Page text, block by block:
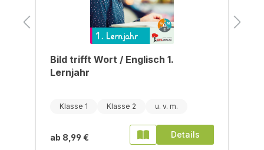
Bild trifft Wort / Englisch 1.
Lernjahr
Klasse 1 Klasse 2
ab 8,99 € Details